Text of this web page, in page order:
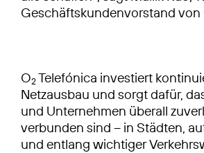
Geschäftskundenvorstand von
O2Telefónica investiert
Netzausbau und sorgt dafür,
und Unternehmen überall
verbunden sind – in Städten,
und entlang wichtiger